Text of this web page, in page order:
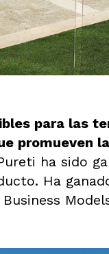
para las
promueven
ha sido
Ha